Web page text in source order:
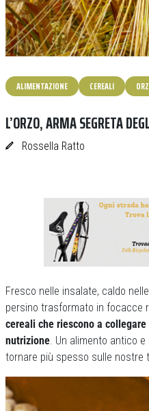
ALIMENTAZIONE CEREALI
L’ORZO, ARMA SEGRETA
Rossella Ratto
Fresco nelle insalate, caldo
persino trasformato in focacce
cereali che riescono a
nutrizione. Un alimento antico
tornare più spesso sulle nostre